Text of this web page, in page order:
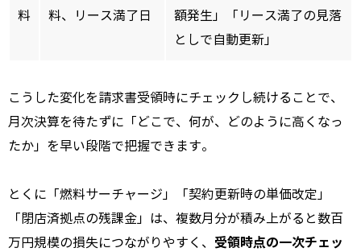
料
料、リース満了日
額発生」「リース満了の見落
としで自動更新」
こうした変化を請求書受領時にチェックし続けることで、
月次決算を待たずに「どこで、何が、どのように高くなっ
たか」を早い段階で把握できます。
とくに「燃料サーチャージ」「契約更新時の単価改定」
「閉店済拠点の残課金」は、複数月分が積み上がると数百
万円規模の損失につながりやすく、 受領時点の一次チェッ